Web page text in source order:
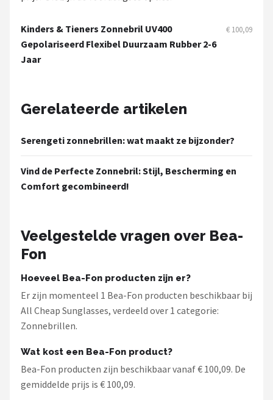
Kinders & Tieners Zonnebril UV400
Gepolariseerd Flexibel Duurzaam Rubber 2-6
Jaar
€ 100,09
Gerelateerde artikelen
Serengeti zonnebrillen: wat maakt ze bijzonder?
Vind de Perfecte Zonnebril: Stijl, Bescherming en
Comfort gecombineerd!
Veelgestelde vragen over Bea-
Fon
Hoeveel Bea-Fon producten zijn er?
Er zijn momenteel 1 Bea-Fon producten beschikbaar bij
All Cheap Sunglasses, verdeeld over 1 categorie:
Zonnebrillen.
Wat kost een Bea-Fon product?
Bea-Fon producten zijn beschikbaar vanaf € 100,09. De
gemiddelde prijs is € 100,09.